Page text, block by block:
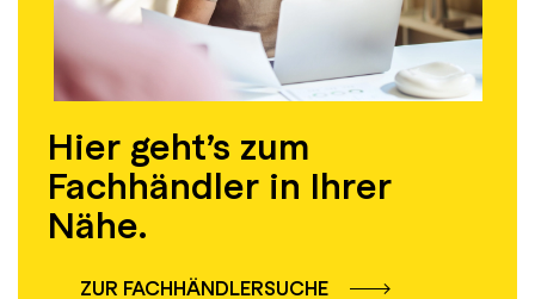
Hier geht’s zum
Fachhändler in Ihrer
Nähe.
ZUR FACHHÄNDLERSUCHE